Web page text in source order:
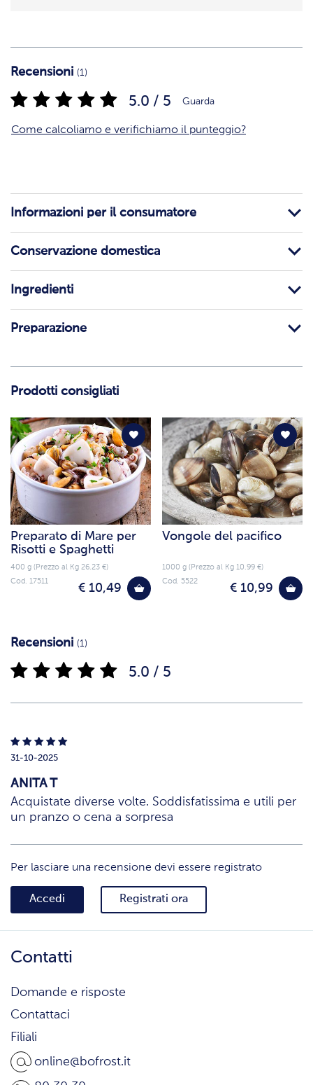
Recensioni (1)
5.0 / 5 Guarda
Come calcoliamo e verifichiamo il punteggio?
Informazioni per il consumatore
Conservazione domestica
Ingredienti
Preparazione
Prodotti consigliati
Preparato di Mare per
Risotti e Spaghetti
400 g (Prezzo al Kg 26.23 €)
€ 10,49
Cod. 17511
Vongole del pacifico
1000 g (Prezzo al Kg 10.99 €)
€ 10,99
Cod. 5522
Recensioni (1)
5.0 / 5
31-10-2025
ANITA T
Acquistate diverse volte. Soddisfatissima e utili per
un pranzo o cena a sorpresa
Per lasciare una recensione devi essere registrato
Accedi Registrati ora
Contatti
Domande e risposte
Contattaci
Filiali
online@bofrost.it